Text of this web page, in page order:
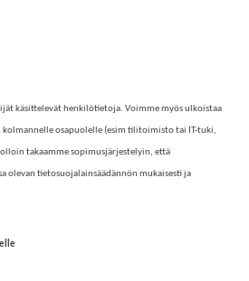
käsittelevät henkilötietoja. Voimme myös ulkoistaa
osapuolelle (esim tilitoimisto tai IT-tuki,
takaamme sopimusjärjestelyin, että
olevan tietosuojalainsäädännön mukaisesti ja